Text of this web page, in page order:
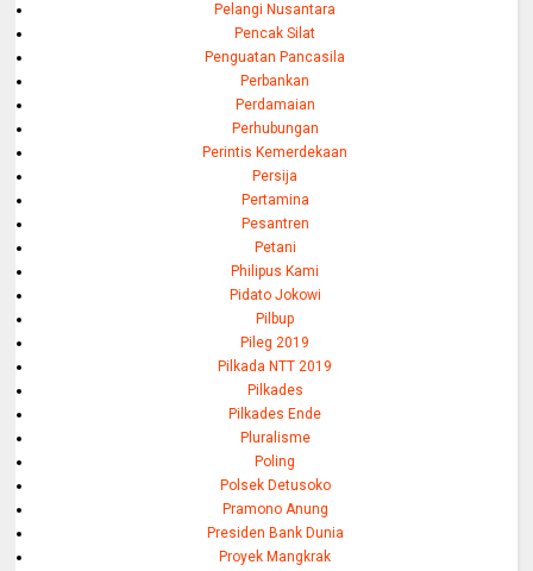
Pelangi Nusantara
Pencak Silat
Penguatan Pancasila
Perbankan
Perdamaian
Perhubungan
Perintis Kemerdekaan
Persija
Pertamina
Pesantren
Petani
Philipus Kami
Pidato Jokowi
Pilbup
Pileg 2019
Pilkada NTT 2019
Pilkades
Pilkades Ende
Pluralisme
Poling
Polsek Detusoko
Pramono Anung
Presiden Bank Dunia
Proyek Mangkrak